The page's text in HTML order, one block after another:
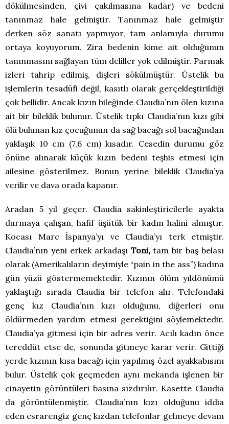
dökülmesinden, çivi çakılmasına kadar) ve bedeni
tanınmaz hale gelmiştir. Tanınmaz hale gelmiştir
derken söz sanatı yapmıyor, tam anlamıyla durumu
ortaya koyuyorum. Zira bedenin kime ait olduğunun
tanınmasını sağlayan tüm deliller yok edilmiştir. Parmak
izleri tahrip edilmiş, dişleri sökülmüştür. Üstelik bu
işlemlerin tesadüfi değil, kasıtlı olarak gerçekleştirildiği
çok bellidir. Ancak kızın bileğinde Claudia’nın ölen kızına
ait bir bileklik bulunur. Üstelik tıpkı Claudia’nın kızı gibi
ölü bulunan kız çocuğunun da sağ bacağı sol bacağından
yaklaşık 10 cm (7,6 cm) kısadır. Cesedin durumu göz
önüne alınarak küçük kızın bedeni teşhis etmesi için
ailesine gösterilmez. Bunun yerine bileklik Claudia’ya
verilir ve dava orada kapanır.
Aradan 5 yıl geçer. Claudia sakinleştiricilerle ayakta
durmaya çalışan, hafif üşütük bir kadın halini almıştır.
Kocası Marc İspanya’yı ve Claudia’yı terk etmiştir.
Claudia’nın yeni erkek arkadaşıToni,tam bir baş belası
olarak (Amerikalıların deyimiyle “pain in the ass”) kadına
gün yüzü göstermemektedir. Kızının ölüm yıldönümü
yaklaştığı sırada Claudia bir telefon alır. Telefondaki
genç kız Claudia’nın kızı olduğunu, diğerleri onu
öldürmeden yardım etmesi gerektiğini söylemektedir.
Claudia’ya gitmesi için bir adres verir. Acılı kadın önce
tereddüt etse de, sonunda gitmeye karar verir. Gittiği
yerde kızının kısa bacağı için yapılmış özel ayakkabısını
bulur. Üstelik çok geçmeden aynı mekanda işlenen bir
cinayetin görüntüleri basına sızdırılır. Kasette Claudia
da görüntülenmiştir. Claudia’nın kızı olduğunu iddia
eden esrarengiz genç kızdan telefonlar gelmeye devam